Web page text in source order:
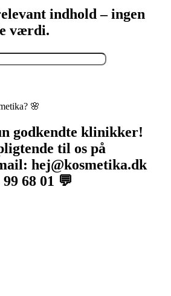
indhold – ingen
værdi.
🌸​
godkendte klinikker!
til os på
hej@kosmetika.dk
68 01 💬